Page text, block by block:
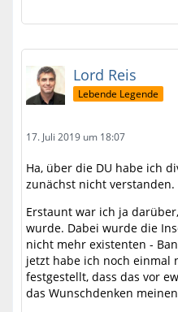
Lord Reis
Lebende Legende
17. Juli 2019 um 18:07
Ha, über die DU habe ich
zunächst nicht verstanden.
Erstaunt war ich ja
wurde. Dabei wurde die
nicht mehr existenten -
jetzt habe ich noch einmal
festgestellt, dass das vor
das Wunschdenken